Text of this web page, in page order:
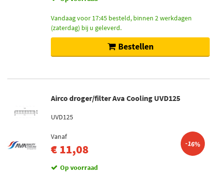
Vandaag voor 17:45 besteld, binnen 2 werkdagen
(zaterdag) bij u geleverd.
Bestellen
Airco droger/filter Ava Cooling UVD125
UVD125
Vanaf
€ 11,08 -16%
Op voorraad